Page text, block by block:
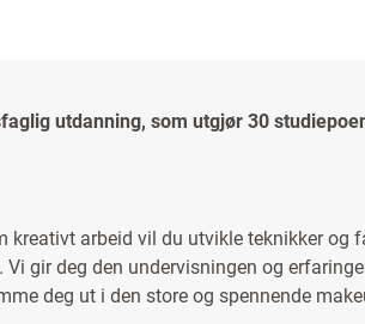
utdanning, som utgjør 30
kreativt arbeid vil du utvikle teknikker og
gir deg den undervisningen og
deg ut i den store og spennende